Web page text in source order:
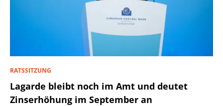
RATSSITZUNG
Lagarde bleibt noch im Amt und deutet
Zinserhöhung im September an